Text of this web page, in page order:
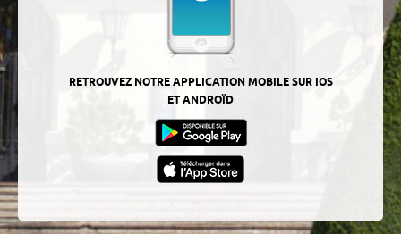
RETROUVEZ NOTRE APPLICATION MOBILE SUR IOS
ET ANDROÏD